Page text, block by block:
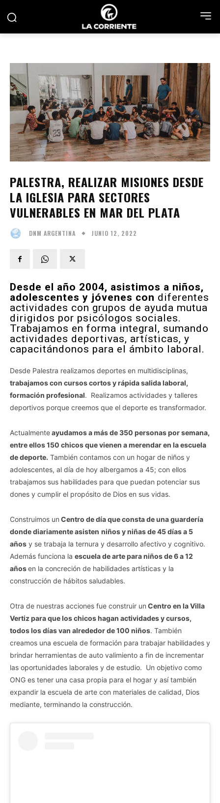
PALESTRA, REALIZAR MISIONES DESDE
LA IGLESIA PARA SECTORES
VULNERABLES EN MAR DEL PLATA
DNM ARGENTINA JUNIO 12, 2022
Desde el año 2004, asistimos a niños,
adolescentes y jóvenes con diferentes
actividades con grupos de ayuda mutua
dirigidos por psicólogos sociales.
Trabajamos en forma integral, sumando
actividades deportivas, artísticas, y
capacitándonos para el ámbito laboral.
Desde Palestra realizamos deportes en multidisciplinas,
trabajamos con cursos cortos y rápida salida laboral,
formación profesional. Realizamos actividades y talleres
deportivos porque creemos que el deporte es transformador.
Actualmenteayudamos a más de 350 personas por semana,
entre ellos 150 chicos que vienen a merendar en la escuela
de deporte. También contamos con un hogar de niños y
adolescentes, al día de hoy albergamos a 45; con ellos
trabajamos sus habilidades para que puedan potenciar sus
dones y cumplir el propósito de Dios en sus vidas.
Construimos un Centro de día que consta de una guardería
donde diariamente asisten niños y niñas de 45 días a 5
años y se trabaja la ternura y desarrollo afectivo y cognitivo.
Además funciona la escuela de arte para niños de 6 a 12
añosen la concreción de habilidades artísticas y la
construcción de hábitos saludables.
Otra de nuestras acciones fue construir un Centro en la Villa
Vertiz para que los chicos hagan actividades y cursos,
todos los días van alrededor de 100 niños. También
creamos una escuela de formación para trabajar habilidades y
brindar herramientas de auto valimiento a fin de incrementar
las oportunidades laborales y de estudio. Un objetivo como
ONG es tener una casa propia para el hogar y así también
expandir la escuela de arte con materiales de calidad, Dios
mediante, terminando la construcción.